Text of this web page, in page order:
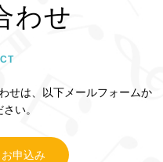
わせ
せは、以下メールフォームか
い。
申込み